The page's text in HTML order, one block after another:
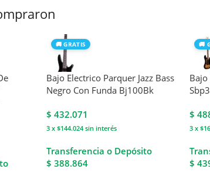
🚚 GRATIS
Bajo Electrico Parquer Jazz Bass
Negro Con Funda Bj100Bk
$ 432.071
3 x $144.024sin interés
Transferencia o Depósito
$ 388.864
🚚
Bajo
$
3 x
$